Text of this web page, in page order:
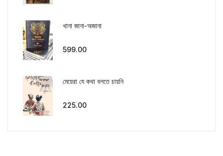
খানা জানা-অজানা
599.00
মেয়েরা যে কথা বলতে চায়নি
225.00